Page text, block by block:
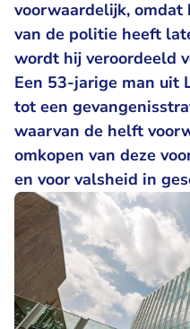
voorwaardelijk, omdat
van de politie heeft
wordt hij veroordeeld
Een 53-jarige man uit
tot een
waarvan de helft
omkopen van deze
en voor valsheid in